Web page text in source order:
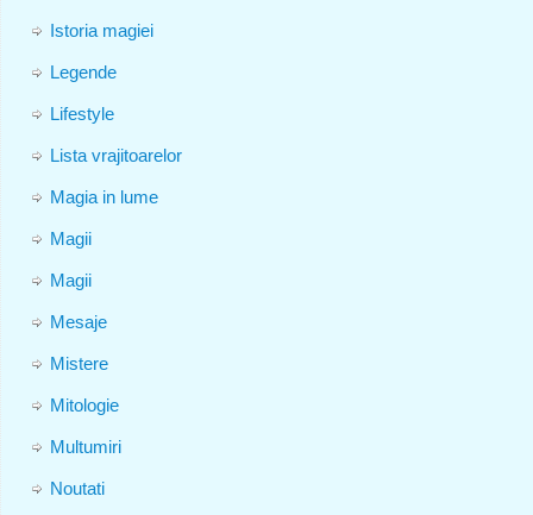
Istoria magiei
Legende
Lifestyle
Lista vrajitoarelor
Magia in lume
Magii
Magii
Mesaje
Mistere
Mitologie
Multumiri
Noutati